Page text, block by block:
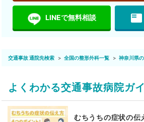
LINEで無料相談 featured_play_list
交通事故 通院先検索 全国の整形外科一覧 神奈川県
よくわかる交通事故病院ガ
むちうちの症状の伝